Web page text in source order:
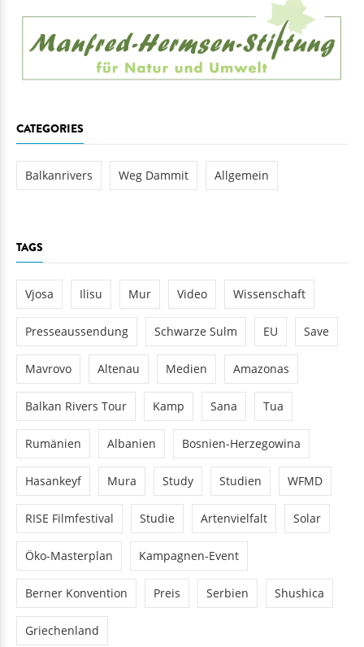
CATEGORIES
Balkanrivers Weg Dammit Allgemein
TAGS
Vjosa Ilisu Mur Video Wissenschaft
Presseaussendung Schwarze Sulm EU Save
Mavrovo Altenau Medien Amazonas
Balkan Rivers Tour Kamp Sana Tua
Rumänien Albanien Bosnien-Herzegowina
Hasankeyf Mura Study Studien WFMD
RISE Filmfestival Studie Artenvielfalt Solar
Öko-Masterplan Kampagnen-Event
Berner Konvention Preis Serbien Shushica
Griechenland